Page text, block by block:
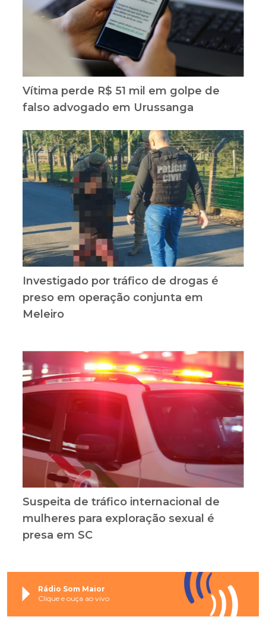
Vítima perde R$ 51 mil em golpe de
falso advogado em Urussanga
Investigado por tráfico de drogas é
preso em operação conjunta em
Meleiro
Suspeita de tráfico internacional de
mulheres para exploração sexual é
presa em SC
Rádio Som Maior
Clique e ouça ao vivo